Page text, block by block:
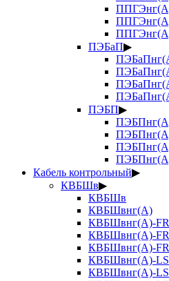
ПЭБаП▶
ПЭБП▶
Кабель контрольный▶
КВБШв▶
КВБШв
КВБШвнг(А)
КВБШвнг(А)-
КВБШвнг(А)-
КВБШвнг(А)-
КВБШвнг(А)-LS
КВБШвнг(А)-